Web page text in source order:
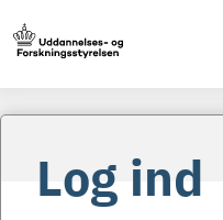
Log ind